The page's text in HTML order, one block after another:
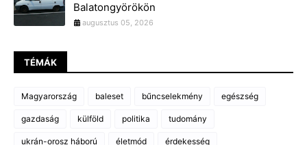
Balatongyörökön
augusztus 05, 2026
TÉMÁK
Magyarország baleset bűncselekmény egészség
gazdaság külföld politika tudomány
ukrán-orosz háború életmód érdekesség